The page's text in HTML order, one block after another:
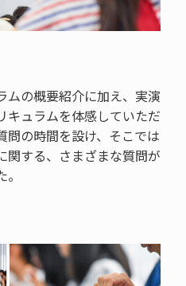
ムの概要紹介に加え、実演
キュラムを体感していただ
問の時間を設け、そこでは
関する、さまざまな質問が